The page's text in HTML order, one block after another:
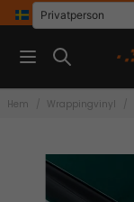
Hem Wrappingvinyl